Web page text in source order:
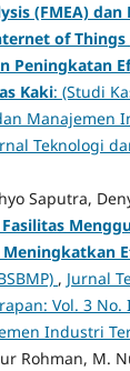
(FMEA)
of
Peningkatan
Kaki: (Studi
Manajemen
Teknologi
Saputra,
Meningkatkan
, Jurnal
Vol. 3 No.
Industri
Rohman, M.